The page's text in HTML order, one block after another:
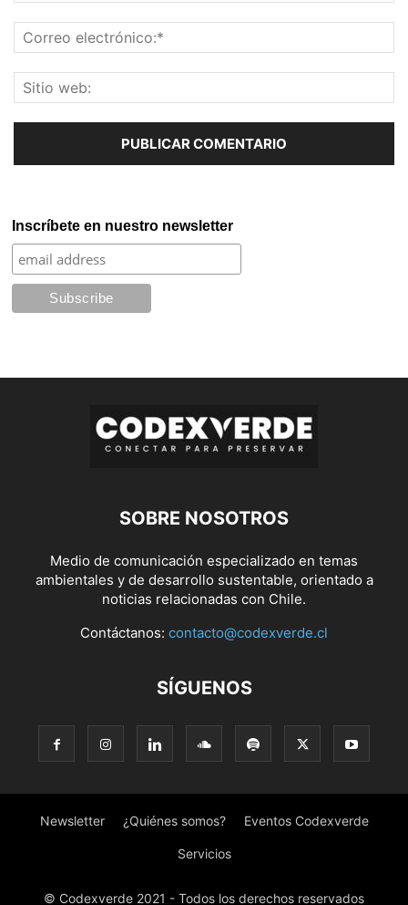
Inscríbete en nuestro newsletter
SOBRE NOSOTROS
Medio de comunicación especializado en temas
ambientales y de desarrollo sustentable, orientado a
noticias relacionadas con Chile.
Contáctanos: contacto@codexverde.cl
SÍGUENOS
Newsletter ¿Quiénes somos? Eventos Codexverde
Servicios
© Codexverde 2021 - Todos los derechos reservados